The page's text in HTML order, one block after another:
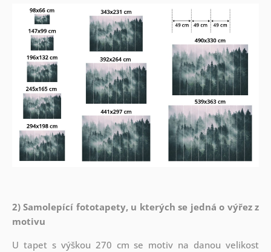
2) Samolepící fototapety, u kterých se jedná o výřez z
motivu
U tapet s výškou 270 cm se motiv na danou velikost